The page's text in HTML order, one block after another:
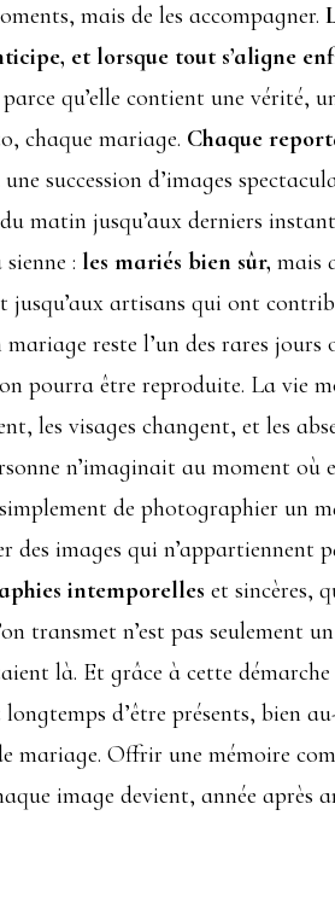
mais de les accompagner.
et lorsque tout s’aligne
qu’elle contient une vérité,
chaque mariage. Chaque
succession d’images
matin jusqu’aux derniers
: les mariés bien sûr, mais
jusqu’aux artisans qui ont
reste l’un des rares
pourra être reproduite. La vie
les visages changent, et les
n’imaginait au moment où
de photographier un
des images qui n’appartiennent
intemporelles et sincères,
transmet n’est pas seulement
là. Et grâce à cette
d’être présents, bien
mariage. Offrir une mémoire
image devient, année